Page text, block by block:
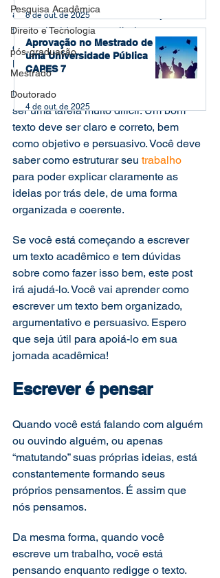
Pesquisa Acadêmica
Direito e Tecnologia
pós-graduação
Mestrado
Doutorado
acadêmico tem os mesmos objetivos:
transmitir ideias, contribuir com a
discussão científica e mostrar a sua
habilidade técnica.
Um projeto de escrita, contudo, pode
ser uma tarefa muito difícil. Um bom
texto deve ser claro e correto, bem
como objetivo e persuasivo. Você deve
saber como estruturar seu trabalho
para poder explicar claramente as
ideias por trás dele, de uma forma
organizada e coerente.
Se você está começando a escrever
um texto acadêmico e tem dúvidas
sobre como fazer isso bem, este post
irá ajudá-lo. Você vai aprender como
escrever um texto bem organizado,
argumentativo e persuasivo. Espero
que seja útil para apoiá-lo em sua
jornada acadêmica!
Escrever é pensar
Quando você está falando com alguém
ou ouvindo alguém, ou apenas
“matutando” suas próprias ideias, está
constantemente formando seus
próprios pensamentos. É assim que
nós pensamos.
Da mesma forma, quando você
escreve um trabalho, você está
pensando enquanto redigge o texto.
8 de out. de 2025
Aprovação no Mestrado de
uma Universidade Pública
CAPES 7
4 de out. de 2025